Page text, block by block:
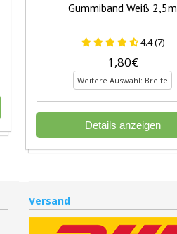
Gummiband Weiß 2,5m
4.4 (7)
1,80€
Weitere Auswahl: Breite
Details anzeigen
Versand